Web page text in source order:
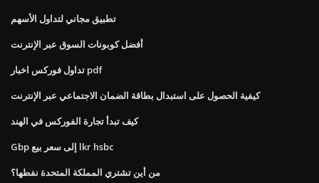
تطبيق مجاني لتداول الأسهم
أفضل كوبونات السوق عبر الإنترنت
تداول فوركس اخبار pdf
كيفية الحصول على استبدال بطاقة الضمان الاجتماعي عبر الإنترنت
كيف تبدأ تجارة الفوركس في الهند
Gbp إلى سعر بيع lkr hsbc
من أين تشتري المملكة المتحدة نفطها؟